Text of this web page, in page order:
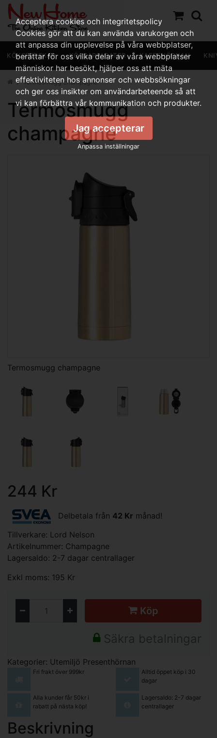
KÖKSREDSKAP KÖKSAPPARATER KAFFEHÖRNAN
Termosmugg champagne
Termosmugg
champagne
Termosmugg champagne
244 Kr
Delbetala från 42 Kr månad!
Tillverkare: Lord Nelson
Artikelnummer: Champagne
Lagersaldo: 2-7 dagar centrallager
Exkl moms: 195 Kr
Köp
Säkra betalningar
Kategorier: Utemiljö Presenthörnan
Fri frakt över 999kr
Alltid öppet köp i 30
dagar
Alla kunder får 50kr i
rabatt på nästa köp!
Lagersaldo: 2-7 dagar
centrallager
Beskrivning
Acceptera cookies och integritetspolicy
Cookies gör att du kan använda varukorgen och
att anpassa din upplevelse på våra webbplatser,
berättar för oss vilka delar av våra webbplatser
människor har besökt, hjälper oss att mäta
effektiviteten hos annonser och webbsökningar
och ger oss insikter om användarbeteende så att
vi kan förbättra vår kommunikation och produkter.
Jag accepterar
Anpassa inställningar